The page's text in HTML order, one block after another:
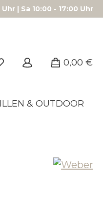
| Sa 10:00 - 17:00 Uhr
0,00 €
& OUTDOOR